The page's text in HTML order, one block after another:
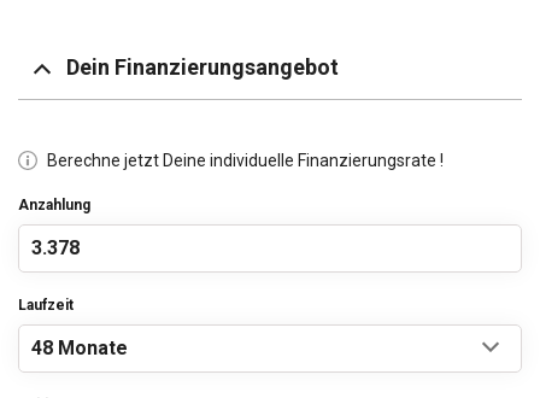
Dein Finanzierungsangebot
Berechne jetzt Deine individuelle Finanzierungsrate !
Anzahlung
Laufzeit